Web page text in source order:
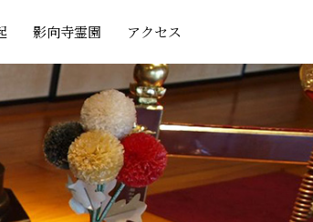
影向寺霊園 アクセス